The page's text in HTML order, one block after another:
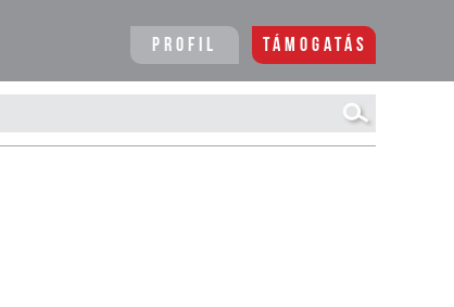
Profil Támogatás